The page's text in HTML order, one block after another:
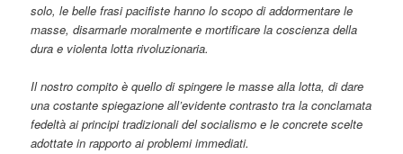
solo, le belle frasi pacifiste hanno lo scopo di addormentare le
masse, disarmarle moralmente e mortificare la coscienza della
dura e violenta lotta rivoluzionaria.
Il nostro compito è quello di spingere le masse alla lotta, di dare
una costante spiegazione all’evidente contrasto tra la conclamata
fedeltà ai principi tradizionali del socialismo e le concrete scelte
adottate in rapporto ai problemi immediati.